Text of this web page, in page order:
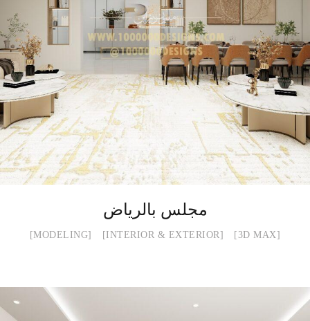
مجلس بالرياض
3D MAX
INTERIOR & EXTERIOR
MODELING